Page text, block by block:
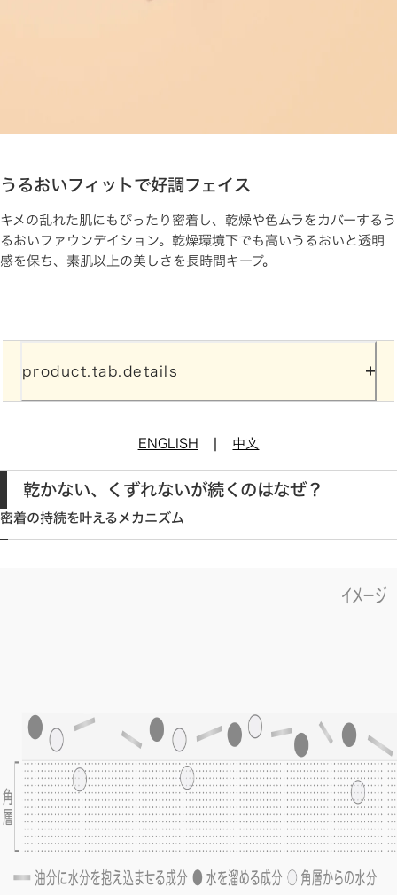
うるおいフィットで好調フェイス
キメの乱れた肌にもぴったり密着し、乾燥や色ムラをカバーするう
るおいファウンデイション。乾燥環境下でも高いうるおいと透明
感を保ち、素肌以上の美しさを長時間キープ。
product.tab.details
ENGLISH 中文
乾かない、くずれないが続くのはなぜ？
密着の持続を叶えるメカニズム